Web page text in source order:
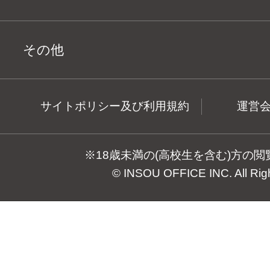
その他
サイトポリシー及び利用規約 運営
※18歳未満の(高校生を含む)方の閲
© INSOU OFFICE INC. All